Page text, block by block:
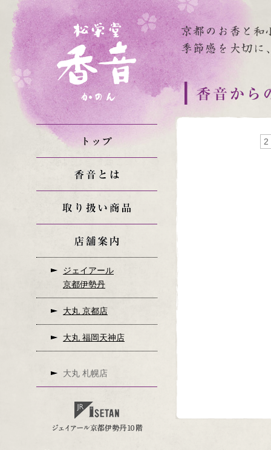
ジェイアール
京都伊勢丹
大丸 京都店
大丸 福岡天神店
大丸 札幌店
2